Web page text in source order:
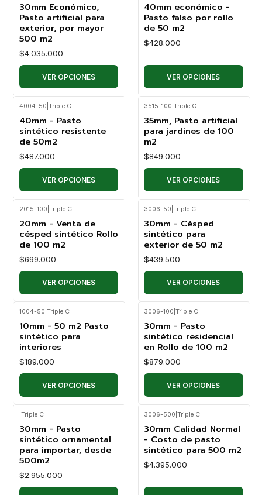
30mm Económico,
Pasto artificial para
exterior, por mayor
500 m2
$4.035.000
VER OPCIONES
40mm económico -
Pasto falso por rollo
de 50 m2
$428.000
VER OPCIONES
4004-50 Triple C
40mm - Pasto
sintético resistente
de 50m2
$487.000
VER OPCIONES
3515-100 Triple C
35mm, Pasto artificial
para jardines de 100
m2
$849.000
VER OPCIONES
2015-100 Triple C
20mm - Venta de
césped sintético Rollo
de 100 m2
$699.000
VER OPCIONES
3006-50 Triple C
30mm - Césped
sintético para
exterior de 50 m2
$439.500
VER OPCIONES
1004-50 Triple C
10mm - 50 m2 Pasto
sintético para
interiores
$189.000
VER OPCIONES
3006-100 Triple C
30mm - Pasto
sintético residencial
en Rollo de 100 m2
$879.000
VER OPCIONES
Triple C
30mm - Pasto
sintético ornamental
para importar, desde
500m2
$2.955.000
3006-500 Triple C
30mm Calidad Normal
- Costo de pasto
sintético para 500 m2
$4.395.000